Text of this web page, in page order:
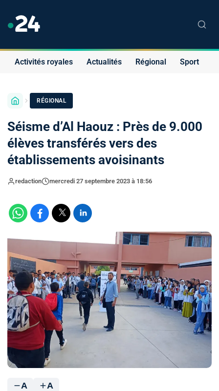
Activités royales Actualités Régional Sport
RÉGIONAL
Séisme d’Al Haouz : Près de 9.000
élèves transférés vers des
établissements avoisinants
redaction mercredi 27 septembre 2023 à 18:56
A A